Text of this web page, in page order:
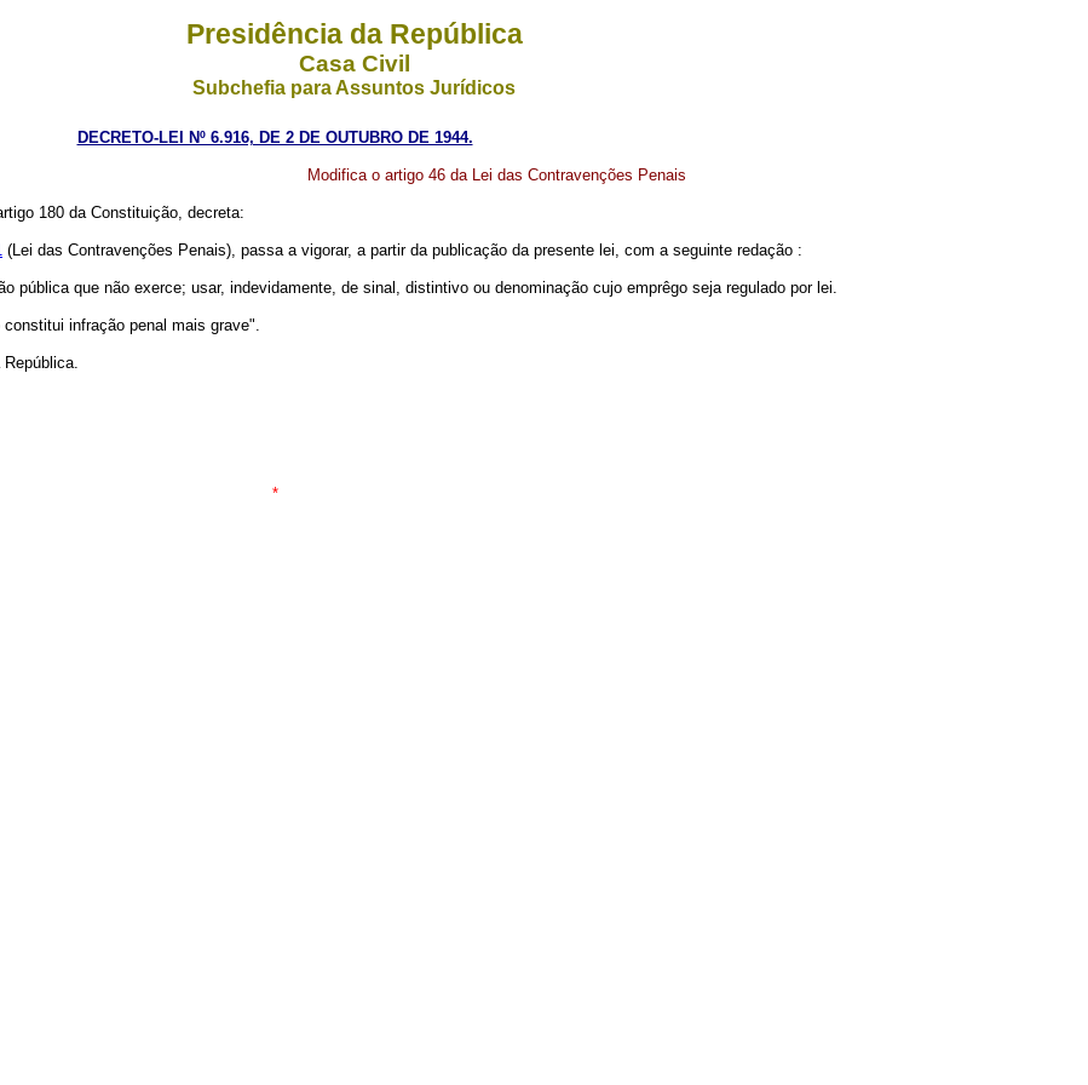
Presidência da República
Casa Civil
Subchefia para Assuntos Jurídicos
DECRETO-LEI Nº 6.916, DE 2 DE OUTUBRO DE 1944.
Modifica o artigo 46 da Lei das Contravenções Penais
180 da Constituição, decreta:
(Lei das Contravenções Penais), passa a vigorar, a partir da publicação da presente lei, com a seguinte redação :
pública que não exerce; usar, indevidamente, de sinal, distintivo ou denominação cujo emprêgo seja regulado por lei.
infração penal mais grave".
*